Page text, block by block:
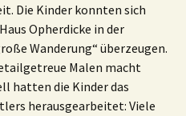
Die Kinder konnten sich
Opherdicke in der
Wanderung“ überzeugen.
Malen macht
hatten die Kinder das
herausgearbeitet: Viele